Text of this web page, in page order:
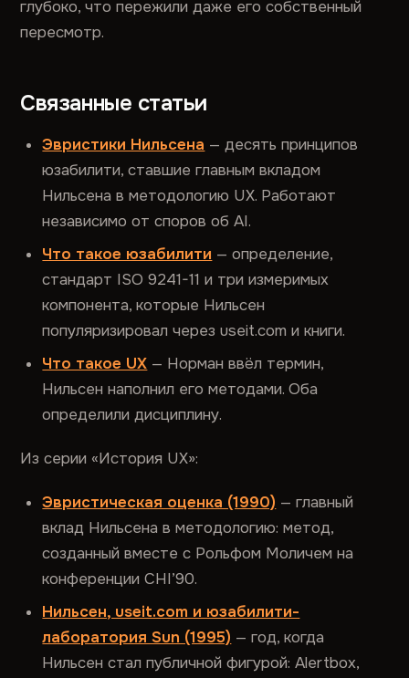
глубоко, что пережили даже его собственный
пересмотр.
Связанные статьи
Эвристики Нильсена — десять принципов
юзабилити, ставшие главным вкладом
Нильсена в методологию UX. Работают
независимо от споров об AI.
Что такое юзабилити — определение,
стандарт ISO 9241-11 и три измеримых
компонента, которые Нильсен
популяризировал через useit.com и книги.
Что такое UX — Норман ввёл термин,
Нильсен наполнил его методами. Оба
определили дисциплину.
Из серии «История UX»:
Эвристическая оценка (1990) — главный
вклад Нильсена в методологию: метод,
созданный вместе с Рольфом Моличем на
конференции CHI’90.
Нильсен, useit.com и юзабилити-
лаборатория Sun (1995) — год, когда
Нильсен стал публичной фигурой: Alertbox,